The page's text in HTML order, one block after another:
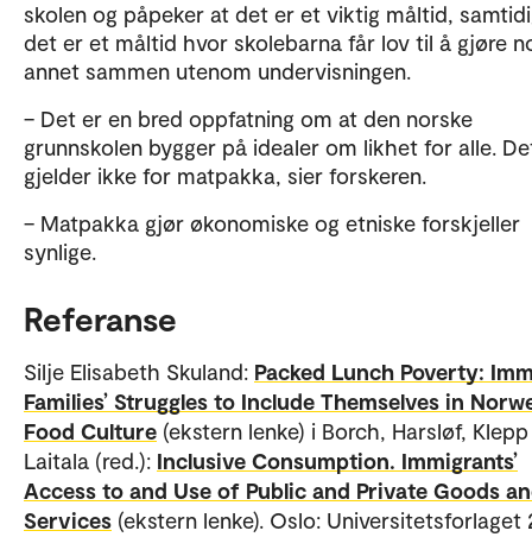
skolen og påpeker at det er et viktig måltid,
det er et måltid hvor skolebarna får lov til å gjøre
annet sammen utenom undervisningen.
– Det er en bred oppfatning om at den norske
grunnskolen bygger på idealer om likhet for alle.
gjelder ikke for matpakka, sier forskeren.
– Matpakka gjør økonomiske og etniske forskjeller
synlige.
Referanse
Silje Elisabeth Skuland: Packed Lunch Poverty:
Families’ Struggles to Include Themselves in
Food Culture (ekstern lenke) i Borch, Harsløf,
Laitala (red.): Inclusive Consumption. Immigrants’
Access to and Use of Public and Private Goods
Services (ekstern lenke). Oslo: Universitetsforlaget